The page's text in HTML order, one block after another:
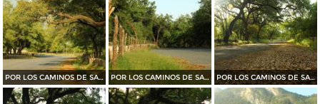
POR LOS CAMINOS DE SANTIAGO POR LOS CAMINOS DE SANTIAGO POR LOS CAMINOS DE SANTIAGO